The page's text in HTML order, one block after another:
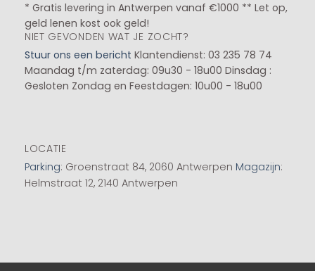
* Gratis levering in Antwerpen vanaf €1000 ** Let op,
geld lenen kost ook geld!
NIET GEVONDEN WAT JE ZOCHT?
Stuur ons een bericht Klantendienst: 03 235 78 74
Maandag t/m zaterdag: 09u30 - 18u00 Dinsdag :
Gesloten Zondag en Feestdagen: 10u00 - 18u00
LOCATIE
Parking: Groenstraat 84, 2060 Antwerpen Magazijn:
Helmstraat 12, 2140 Antwerpen